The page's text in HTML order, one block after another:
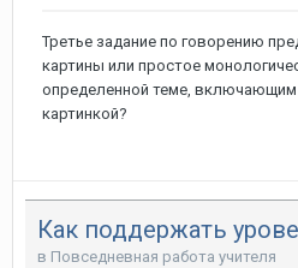
Третье задание по говорению
картины или простое
определенной теме,
картинкой?
в Повседневная работа учителя